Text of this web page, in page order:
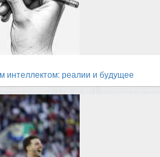
интеллектом: реалии и будущее